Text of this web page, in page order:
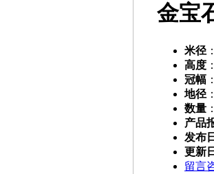
金宝
米径
高度
冠幅
地径
数量
产品
发布
更新
留言